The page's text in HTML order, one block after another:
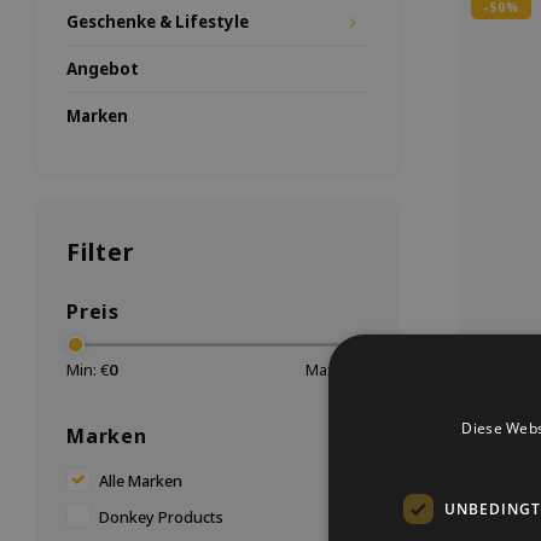
Geschenke & Lifestyle
Angebot
Marken
Filter
Preis
Min: €0 Max: €
Marken
Alle Marken
Donkey Products
-50%
Mit
von
Diese